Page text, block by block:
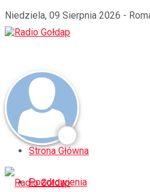
Niedziela, 09 Sierpnia 2026 -
Strona Główna
Pozdrowienia